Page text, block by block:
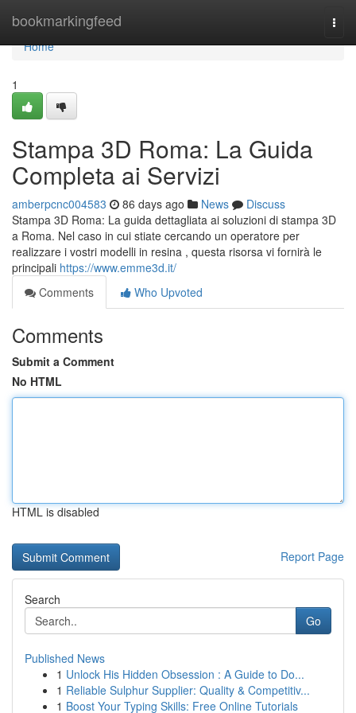
bookmarkingfeed
Home
Home
1
Stampa 3D Roma: La Guida
Completa ai Servizi
amberpcnc004583 86 days ago News
Discuss
Stampa 3D Roma: La guida dettagliata ai soluzioni di stampa 3D
a Roma. Nel caso in cui stiate cercando un operatore per
realizzare i vostri modelli in resina , questa risorsa vi fornirà le
principali https://www.emme3d.it/
Comments
Who Upvoted
Comments
Submit a Comment
No HTML
HTML is disabled
Report Page
Search
Go
Published News
1 Unlock His Hidden Obsession : A Guide to Do...
1 Reliable Sulphur Supplier: Quality & Competitiv...
1 Boost Your Typing Skills: Free Online Tutorials